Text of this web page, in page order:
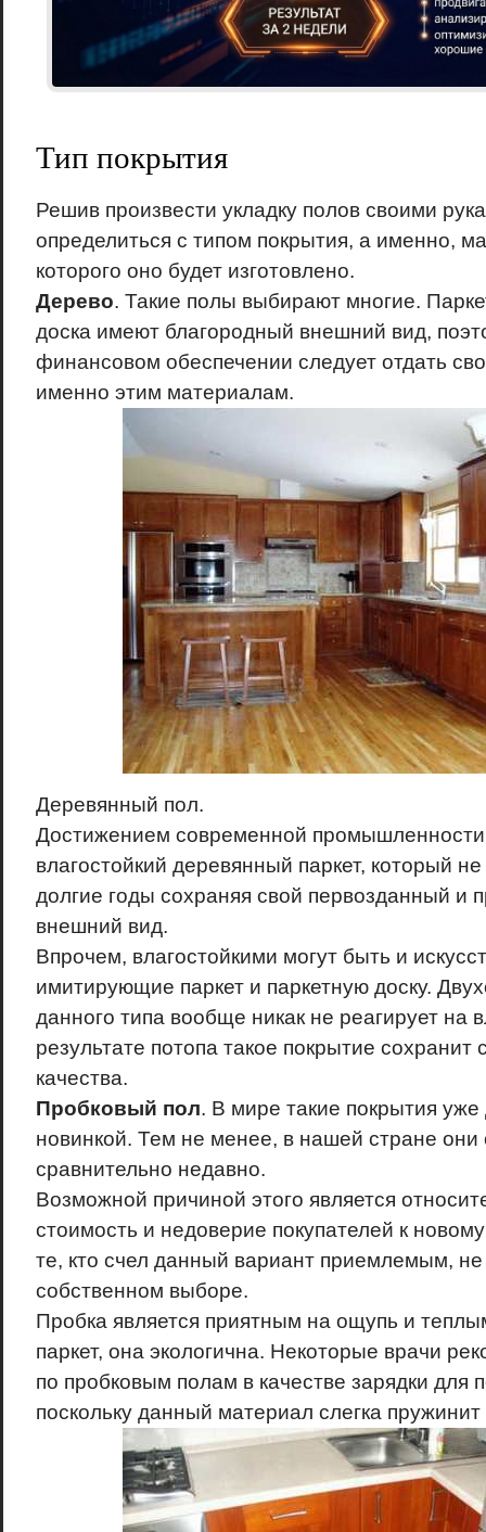
Тип покрытия
Решив произвести укладку полов своими
определиться с типом покрытия, а именно,
которого оно будет изготовлено.
Дерево. Такие полы выбирают многие.
доска имеют благородный внешний вид,
финансовом обеспечении следует отдать
именно этим материалам.
Деревянный пол.
Достижением современной промышленности
влагостойкий деревянный паркет, который
долгие годы сохраняя свой первозданный и
внешний вид.
Впрочем, влагостойкими могут быть и
имитирующие паркет и паркетную доску.
данного типа вообще никак не реагирует на
результате потопа такое покрытие сохранит
качества.
Пробковый пол. В мире такие покрытия
новинкой. Тем не менее, в нашей стране они
сравнительно недавно.
Возможной причиной этого является
стоимость и недоверие покупателей к
те, кто счел данный вариант приемлемым,
собственном выборе.
Пробка является приятным на ощупь и
паркет, она экологична. Некоторые врачи
по пробковым полам в качестве зарядки для
поскольку данный материал слегка